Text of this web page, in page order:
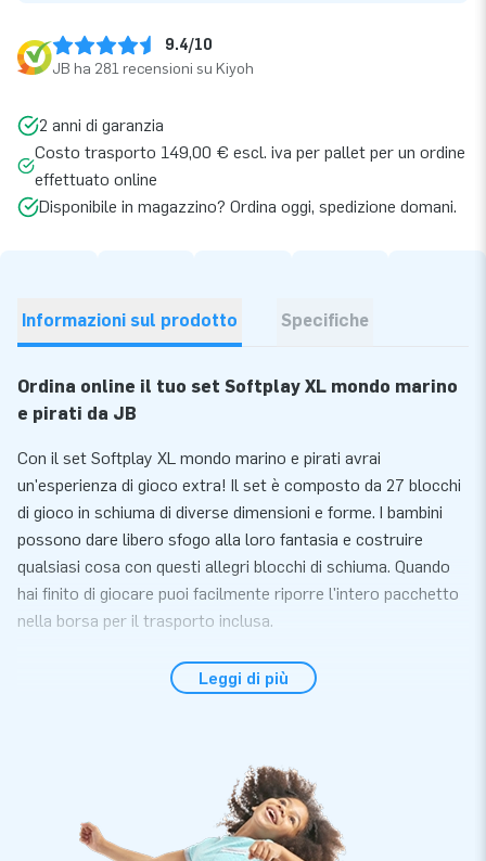
9.4/10
JB ha 281 recensioni su Kiyoh
2 anni di garanzia
Costo trasporto 149,00 € escl. iva per pallet per un ordine
effettuato online
Disponibile in magazzino? Ordina oggi, spedizione domani.
Informazioni sul prodotto Specifiche
Ordina online il tuo set Softplay XL mondo marino
e pirati da JB
Con il set Softplay XL mondo marino e pirati avrai
un'esperienza di gioco extra! Il set è composto da 27 blocchi
di gioco in schiuma di diverse dimensioni e forme. I bambini
possono dare libero sfogo alla loro fantasia e costruire
qualsiasi cosa con questi allegri blocchi di schiuma. Quando
hai finito di giocare puoi facilmente riporre l'intero pacchetto
nella borsa per il trasporto inclusa.
Acquista un set di Softplay di qualità da JB
iSoftplay di diverse dimensioni: quadrati, rettangoli, blocchi,
triangoli, cerchi e tappetini in schiuma. La composizione dei
blocchi di schiuma e i designs dei softplay sono stati
realizzati da JB. La qualità e la facilità di manutenzione sono
Leggi di più